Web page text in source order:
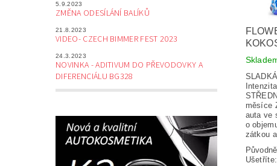
5.9.2023
ZMĚNA ODESÍLÁNÍ BALÍKŮ
21.8.2023
VIDEO- CZECH BIMMER FEST 2023
24.3.2023
NOVINKA - ADITIVUM DO PŘEVODOVKY A
DIFERENCIÁLU BG328
měsíce
auta ve
o
zátkou
Ušetříte: